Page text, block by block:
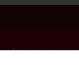
PÂTES